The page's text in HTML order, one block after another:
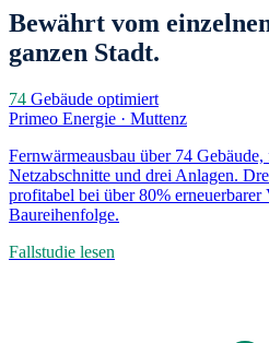
Bewährt vom
ganzen Stadt.
74 Gebäude optimiert
Primeo Energie · Muttenz
Fernwärmeausbau über 74
Netzabschnitte und drei Anlagen.
profitabel bei über 80%
Baureihenfolge.
Fallstudie lesen